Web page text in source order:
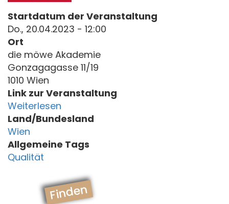
Startdatum der Veranstaltung
Do., 20.04.2023 - 12:00
Ort
die möwe Akademie
Gonzagagasse 11/19
1010 Wien
Link zur Veranstaltung
Weiterlesen
Land/Bundesland
Wien
Allgemeine Tags
Qualität
Finden